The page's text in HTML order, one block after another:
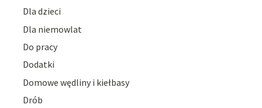
Dla dzieci
Dla niemowlat
Do pracy
Dodatki
Domowe wędliny i kiełbasy
Drób